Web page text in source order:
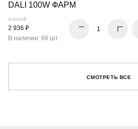
DALI 100W ФАРМ
3 670 ₽
2 936 ₽
В наличии: 66 шт.
СМОТРЕТЬ ВСЕ